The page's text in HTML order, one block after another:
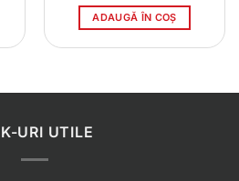
ADAUGĂ ÎN COȘ
URI UTILE